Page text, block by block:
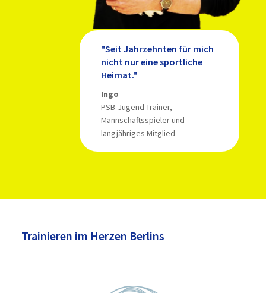
"Seit Jahrzehnten für mich
nicht nur eine sportliche
Heimat."
Ingo
PSB-Jugend-Trainer,
Mannschaftsspieler und
langjähriges Mitglied
Trainieren im Herzen Berlins